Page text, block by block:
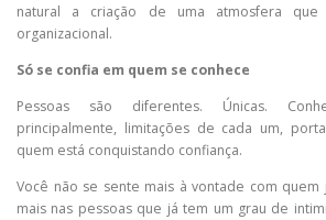
natural a criação de uma atmosfera que
organizacional.
Só se confia em quem se conhece
Pessoas são diferentes. Únicas.
principalmente, limitações de cada um,
quem está conquistando confiança.
Você não se sente mais à vontade com quem
mais nas pessoas que já tem um grau de